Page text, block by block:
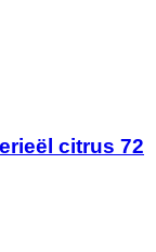
citrus 72